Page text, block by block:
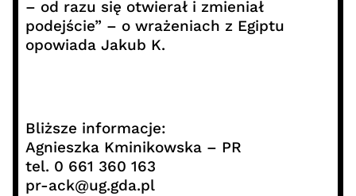
– od razu się otwierał i zmieniał
podejście” – o wrażeniach z Egiptu
opowiada Jakub K.
Bliższe informacje:
Agnieszka Kminikowska – PR
tel. 0 661 360 163
pr-ack@ug.gda.pl